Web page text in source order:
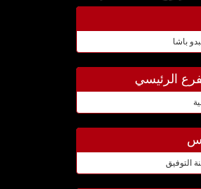
الرئيسي